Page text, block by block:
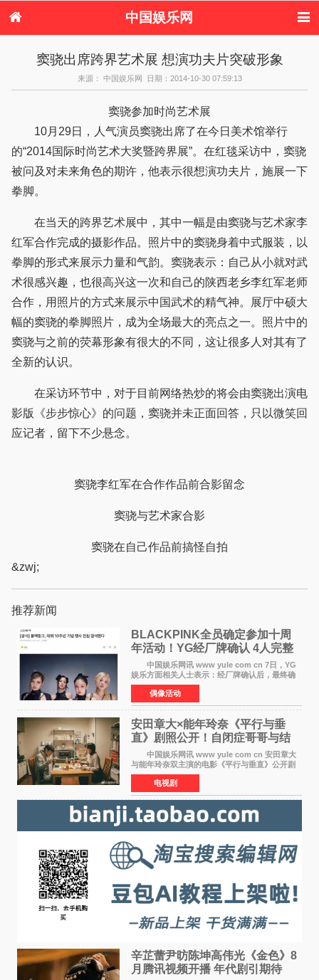
中国娱乐网
电视剧
演唱会 综艺节目
偶像活动
窦骁出席跨界艺术展 想演功夫片突破形象
来源： 中国娱乐网 日期：2014-10-30 07:59:13
窦骁参加时尚艺术展
10月29日，人气演员窦骁出席了在今日美术馆举行
的“2014国际时尚艺术大奖暨跨界展”。在红毯采访中，窦骁
被问及对未来角色的期许，他表示很想演功夫片，施展一下
拳脚。
在当天的跨界艺术展中，其中一幅是由窦骁与艺术家李
红军合作完成的摄影作品。照片中的窦骁身着中式服装，以
拳脚的形式来展示力量和气韵。窦骁表示：自己从小就对武
术很感兴趣，也很高兴这一次和自己的陕西老乡李红军老师
合作，用照片的方式来展示中国武术的精气神。展厅中硕大
幅的窦骁的拳脚照片，成为全场最大的亮点之一。照片中的
窦骁与之前的荧幕形象有很大的不同，这让很多人对其有了
全新的认识。
在采访环节中，对于目前网络热炒的将会由窦骁出演电
影版《步步惊心》的问题，窦骁并未正面回答，只以微笑回
应记者，留下不少悬念。
窦骁李红军在合作作品前合影留念
窦骁与艺术家合影
窦骁在自己作品前搞怪自拍
&zwj;
推荐新闻
BLACKPINK全员确定参加十周
年活动！YG经厂牌确认 4人完整
体合体成行
中国娱乐网讯 www yule com cn 7日，YG
娱乐方面相关人士表示：经厂牌确认后，最终确
定4名成员均将出席。YG方面最终确认了智秀、
JENNIE、ROS&Eacute;、LISA四位
BLACKPINK成员全员出席，使组
偶像活动
安田章大×能年玲奈《平行与垂
直》剧照公开！自闭症哥哥与结
婚前夕妹妹直面未来
中国娱乐网讯 www yule com cn 安田章大
与能年玲奈双主演的电影《平行与垂直》公开剧
照，该片将于8月28日上映。 本片围绕患有自
闭症谱系障碍的哥哥大贵（安田章大 饰）与即将
结婚的妹妹
电视剧
辛芷蕾尹昉陈坤高伟光《金色》8
月腾讯视频开播 年代剧引期待